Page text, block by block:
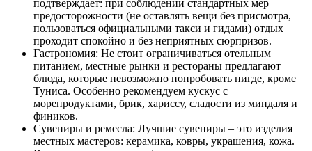
подтверждает: при соблюдении стандартных мер
предосторожности (не оставлять вещи без присмотра,
пользоваться официальными такси и гидами) отдых
проходит спокойно и без неприятных сюрпризов.
Гастрономия: Не стоит ограничиваться отельным
питанием, местные рынки и рестораны предлагают
блюда, которые невозможно попробовать нигде, кроме
Туниса. Особенно рекомендуем кускус с
морепродуктами, брик, хариссу, сладости из миндаля и
фиников.
Сувениры и ремесла: Лучшие сувениры – это изделия
местных мастеров: керамика, ковры, украшения, кожа.